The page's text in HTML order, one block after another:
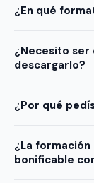
¿En qué
¿Necesito ser
descargarlo?
¿Por qué
¿La
bonificable